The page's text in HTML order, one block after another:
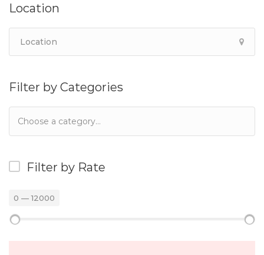
Location
Filter by Categories
Filter by Rate
0 —12000